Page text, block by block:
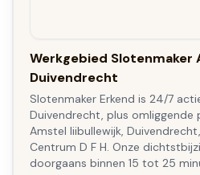
Werkgebied Slotenmaker
Duivendrecht
Slotenmaker Erkend is 24/7
Duivendrecht, plus omliggende
Amstel Iiibullewijk,
Centrum D F H. Onze
doorgaans binnen 15 tot 25